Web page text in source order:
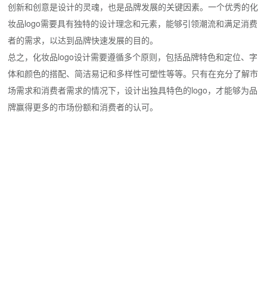
创新和创意是设计的灵魂，也是品牌发展的关键因素。一个优秀的化
妆品logo需要具有独特的设计理念和元素，能够引领潮流和满足消费
者的需求，以达到品牌快速发展的目的。
总之，化妆品logo设计需要遵循多个原则，包括品牌特色和定位、字
体和颜色的搭配、简洁易记和多样性可塑性等等。只有在充分了解市
场需求和消费者需求的情况下，设计出独具特色的logo，才能够为品
牌赢得更多的市场份额和消费者的认可。